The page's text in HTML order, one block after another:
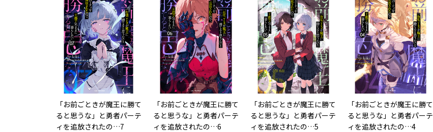
「お前ごときが魔王に勝て
ると思うな」と勇者パーテ
ィを追放されたの…7
「お前ごときが魔王に勝て
ると思うな」と勇者パーテ
ィを追放されたの…6
「お前ごときが魔王に勝て
ると思うな」と勇者パーテ
ィを追放されたの…5
「お前ごときが魔王に勝て
ると思うな」と勇者パーテ
ィを追放されたの…4